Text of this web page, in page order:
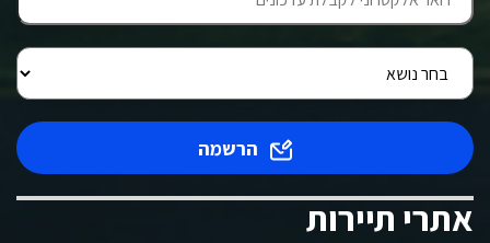
הרשמה
אתרי תיירות